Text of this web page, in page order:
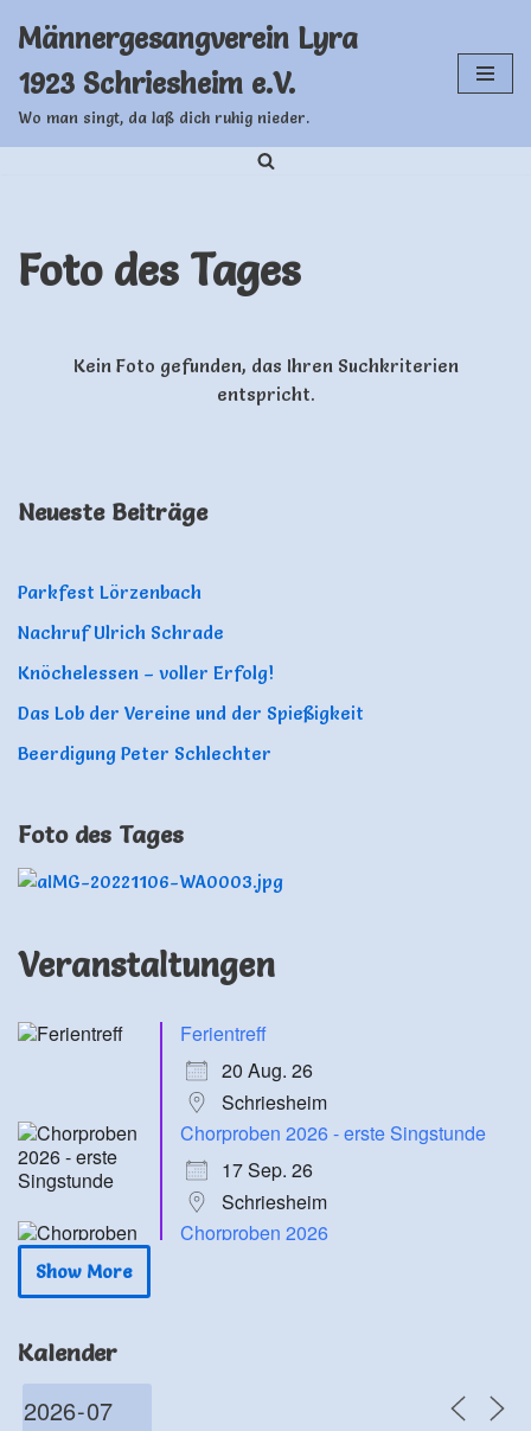
Inhalt
springen
Männergesangverein Lyra
1923 Schriesheim e.V.
Wo man singt, da laß dich ruhig nieder.
Foto des Tages
Kein Foto gefunden, das Ihren Suchkriterien
entspricht.
Neueste Beiträge
Parkfest Lörzenbach
Nachruf Ulrich Schrade
Knöchelessen – voller Erfolg!
Das Lob der Vereine und der Spießigkeit
Beerdigung Peter Schlechter
Foto des Tages
Veranstaltungen
Ferientreff
20 Aug. 26
Schriesheim
Chorproben 2026 - erste Singstunde
17 Sep. 26
Schriesheim
Chorproben 2026
Show More
Kalender